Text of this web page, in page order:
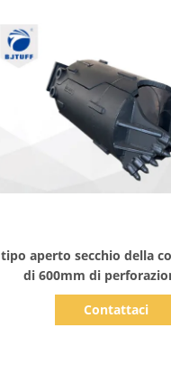
tipo aperto secchio della
di 600mm di
accatasta Rig For
Contattaci